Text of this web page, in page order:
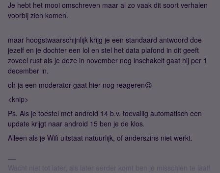
Je hebt het mooi omschreven maar al zo vaak dit soort verhalen
voorbij zien komen.
maar hoogstwaarschijnlijk krijg je een standaard antwoord doe
jezelf en je dochter een lol en stel het data plafond in dit geeft
zoveel rust als je deze in november nog inschakelt gaat hij per 1
december in.
oh ja een moderator gaat hier nog reageren😉
<knip>
Ps. Als je toestel met android 14 b.v. toevallig automatisch een
update krijgt naar android 15 ben je de klos.
Alleen als je Wifi uitstaat natuurlijk, of anderszins niet werkt.
Wacht niet tot later, als later eerder komt ben je misschien te laat!